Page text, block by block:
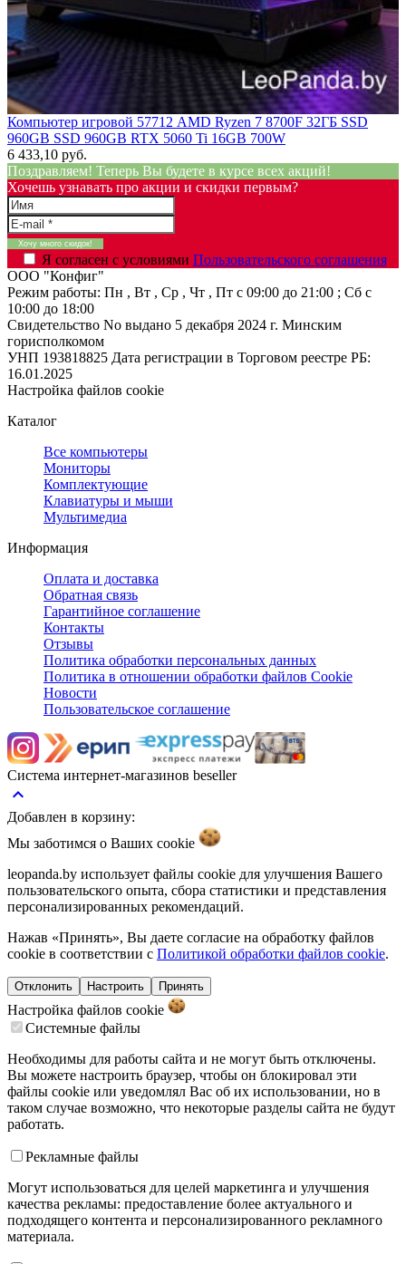
Компьютер игровой 57712 AMD Ryzen 7 8700F 32ГБ SSD
960GB SSD 960GB RTX 5060 Ti 16GB 700W
6 433,10 руб.
Поздравляем! Теперь Вы будете в курсе всех акций!
Хочешь узнавать про акции и скидки первым?
Я согласен с условиями Пользовательского соглашения
ООО "Конфиг"
Режим работы: Пн , Вт , Ср , Чт , Пт c 09:00 до 21:00 ; Сб c
10:00 до 18:00
Свидетельство No выдано 5 декабря 2024 г. Минским
горисполкомом
УНП 193818825 Дата регистрации в Торговом реестре РБ:
16.01.2025
Настройка файлов cookie
Каталог
Все компьютеры
Мониторы
Комплектующие
Клавиатуры и мыши
Мультимедиа
Информация
Оплата и доставка
Обратная связь
Гарантийное соглашение
Контакты
Отзывы
Политика обработки персональных данных
Политика в отношении обработки файлов Cookie
Новости
Пользовательское соглашение
Система интернет-магазинов beseller
keyboard_arrow_up
Добавлен в корзину:
Мы заботимся о Ваших cookie
leopanda.by использует файлы cookie для улучшения Вашего
пользовательского опыта, сбора статистики и представления
персонализированных рекомендаций.
Нажав «Принять», Вы даете согласие на обработку файлов
cookie в соответствии с Политикой обработки файлов cookie.
Отклонить Настроить Принять
Настройка файлов cookie
Системные файлы
Необходимы для работы сайта и не могут быть отключены.
Вы можете настроить браузер, чтобы он блокировал эти
файлы cookie или уведомлял Вас об их использовании, но в
таком случае возможно, что некоторые разделы сайта не будут
работать.
Рекламные файлы
Могут использоваться для целей маркетинга и улучшения
качества рекламы: предоставление более актуального и
подходящего контента и персонализированного рекламного
материала.